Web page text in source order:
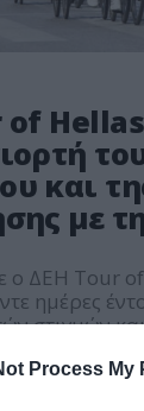
Process My
και
με
ο ΔΕΗ Tour
ημέρες
στιγμών
στήριξε για
Hellas,
και